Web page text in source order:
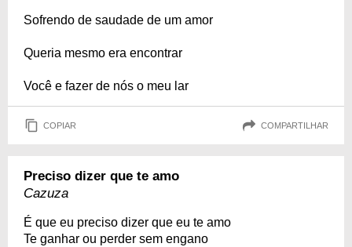
Sofrendo de saudade de um amor
Queria mesmo era encontrar
Você e fazer de nós o meu lar
COPIAR COMPARTILHAR
Preciso dizer que te amo
Cazuza
É que eu preciso dizer que eu te amo
Te ganhar ou perder sem engano